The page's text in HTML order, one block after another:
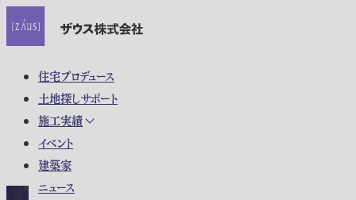
住宅プロデュース
土地探しサポート
施工実績
イベント
建築家
ニュース